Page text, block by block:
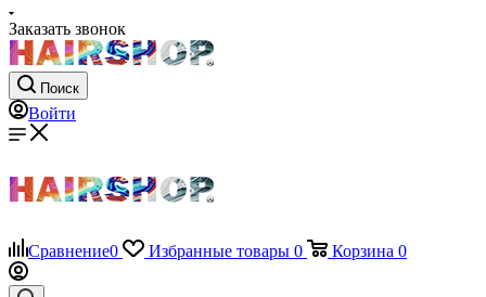
Заказать звонок
Поиск
Войти
Сравнение0 Избранные товары 0 Корзина 0